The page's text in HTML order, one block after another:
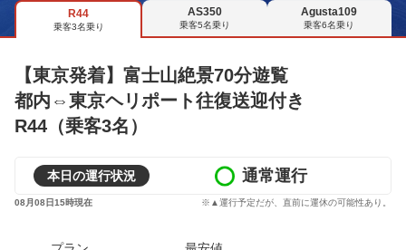
R44
乗客3名乗り
AS350
乗客5名乗り
Agusta109
乗客6名乗り
【東京発着】富士山絶景70分遊覧
都内⇔東京ヘリポート往復送迎付き
R44（乗客3名）
本日の運行状況 通常運行
08月08日15時現在 ※▲運行予定だが、直前に運休の可能性あり。